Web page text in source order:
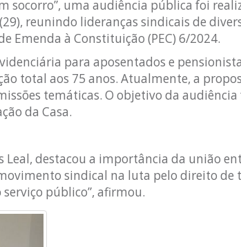
socorro”, uma audiência pública foi
reunindo lideranças sindicais de
Emenda à Constituição (PEC) 6/2024.
para aposentados e
total aos 75 anos. Atualmente, a
temáticas. O objetivo da audiência
da Casa.
Leal, destacou a importância da união
sindical na luta pelo direito de
público”, afirmou.